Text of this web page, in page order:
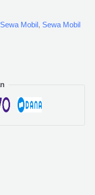
Sewa Mobil , Sewa Mobil